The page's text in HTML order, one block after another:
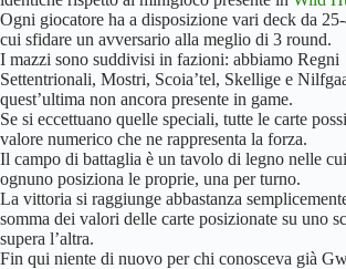
Ogni giocatore ha a disposizione vari deck da
cui sfidare un avversario alla meglio di 3 round.
I mazzi sono suddivisi in fazioni: abbiamo Regni
Settentrionali, Mostri, Scoia’tel, Skellige e
quest’ultima non ancora presente in game.
Se si eccettuano quelle speciali, tutte le carte
valore numerico che ne rappresenta la forza.
Il campo di battaglia è un tavolo di legno nelle
ognuno posiziona le proprie, una per turno.
La vittoria si raggiunge abbastanza
somma dei valori delle carte posizionate su uno
supera l’altra.
Fin qui niente di nuovo per chi conosceva già